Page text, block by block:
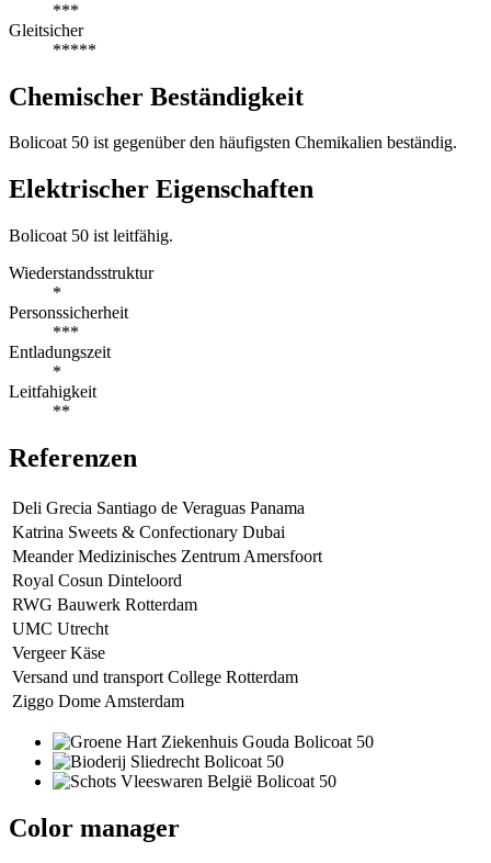
***
Gleitsicher
*****
Chemischer Beständigkeit
Bolicoat 50 ist gegenüber den häufigsten Chemikalien beständig.
Elektrischer Eigenschaften
Bolicoat 50 ist leitfähig.
Wiederstandsstruktur
*
Personssicherheit
***
Entladungszeit
*
Leitfahigkeit
**
Referenzen
Deli Grecia Santiago de Veraguas Panama
Katrina Sweets & Confectionary Dubai
Meander Medizinisches Zentrum Amersfoort
Royal Cosun Dinteloord
RWG Bauwerk Rotterdam
UMC Utrecht
Vergeer Käse
Versand und transport College Rotterdam
Ziggo Dome Amsterdam
Color manager